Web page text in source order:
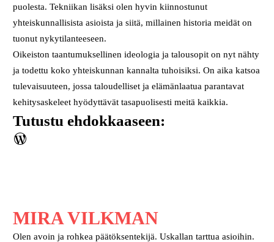
puolesta. Tekniikan lisäksi olen hyvin kiinnostunut
yhteiskunnallisista asioista ja siitä, millainen historia meidät on
tuonut nykytilanteeseen.
Oikeiston taantumuksellinen ideologia ja talousopit on nyt nähty
ja todettu koko yhteiskunnan kannalta tuhoisiksi. On aika katsoa
tulevaisuuteen, jossa taloudelliset ja elämänlaatua parantavat
kehitysaskeleet hyödyttävät tasapuolisesti meitä kaikkia.
Tutustu ehdokkaaseen:
WordPress
MIRA VILKMAN
Olen avoin ja rohkea päätöksentekijä. Uskallan tarttua asioihin.